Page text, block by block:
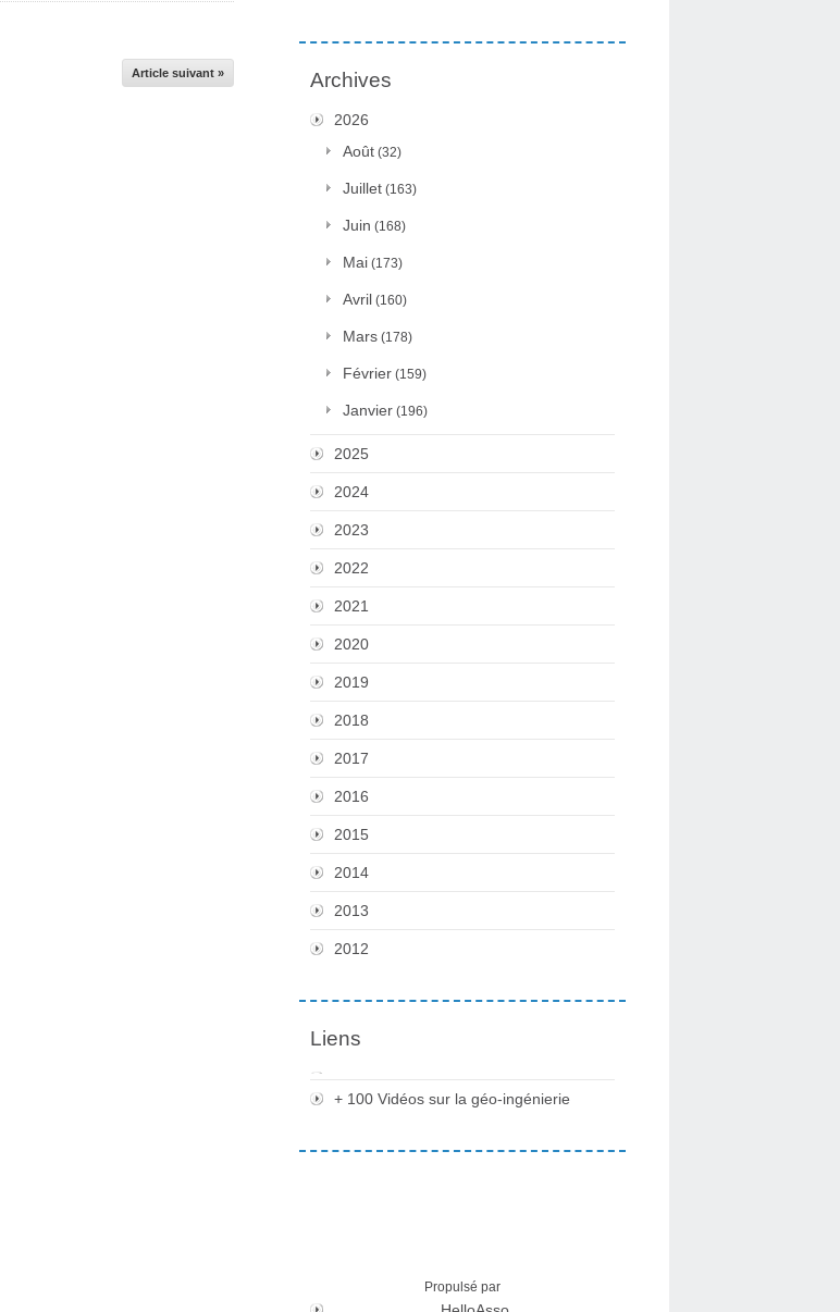
Article suivant » Archives
2026
Août (32)
Juillet (163)
Juin (168)
Mai (173)
Avril (160)
Mars (178)
Février (159)
Janvier (196)
2025
2024
2023
2022
2021
2020
2019
2018
2017
2016
2015
2014
2013
2012
Liens
+ 100 Vidéos sur la géo-ingénierie
Propulsé par